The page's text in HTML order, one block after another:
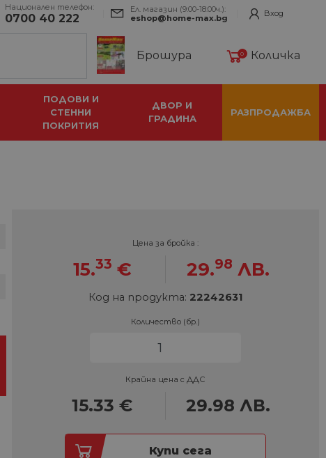
Национален телефон:
0700 40 222
Ел. магазин (9:00-18:00ч.):
eshop@home-max.bg
Вход
Брошура 0 Количка
ПОДОВИ И
СТЕННИ
ПОКРИТИЯ
ДВОР И
ГРАДИНА
РАЗПРОДАЖБА
Цена за бройка :
15.33 € 29.98 ЛВ.
Код на продукта: 22242631
Количество (бр.)
Крайна цена с ДДС
15.33 € 29.98 ЛВ.
Купи сега